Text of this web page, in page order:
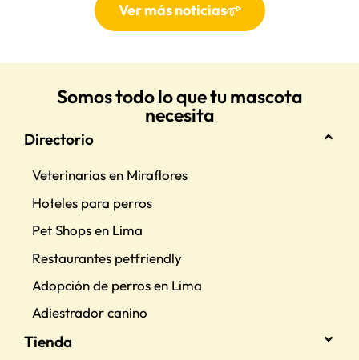
Ver más noticias
Somos todo lo que tu mascota
necesita
Directorio
Veterinarias en Miraflores
Hoteles para perros
Pet Shops en Lima
Restaurantes petfriendly
Adopción de perros en Lima
Adiestrador canino
Tienda